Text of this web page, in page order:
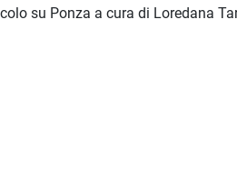
su Ponza a cura di Loredana